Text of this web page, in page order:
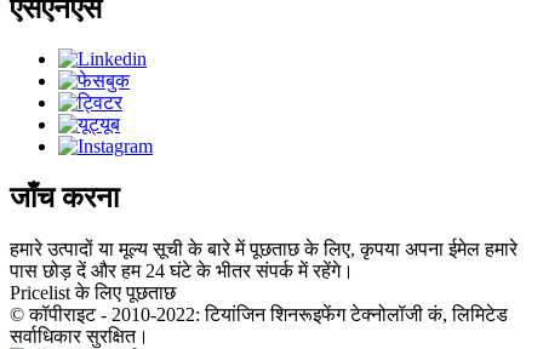
एसएनएस
जाँच करना
हमारे उत्पादों या मूल्य सूची के बारे में पूछताछ के लिए, कृपया अपना ईमेल हमारे
पास छोड़ दें और हम 24 घंटे के भीतर संपर्क में रहेंगे।
Pricelist के लिए पूछताछ
© कॉपीराइट - 2010-2022: टियांजिन शिनरूइफेंग टेक्नोलॉजी कं, लिमिटेड
सर्वाधिकार सुरक्षित।